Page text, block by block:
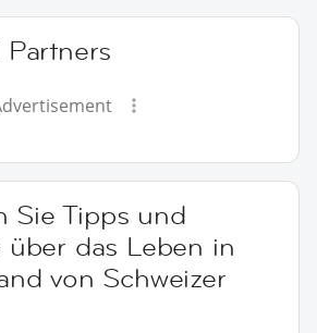
Sie Tipps und
über das Leben in
von Schweizer